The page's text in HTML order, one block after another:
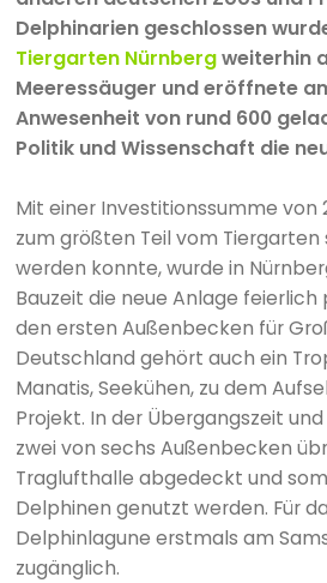
Delphinarien geschlossen
Tiergarten Nürnbergweiterhin
Meeressäuger und eröffnete
Anwesenheit von rund 600
Politik und Wissenschaft die
Mit einer Investitionssumme von
zum größten Teil vom
werden konnte, wurde in
Bauzeit die neue Anlage
den ersten Außenbecken für
Deutschland gehört auch ein
Manatis, Seekühen, zu dem
Projekt. In der Übergangszeit
zwei von sechs Außenbecken
Traglufthalle abgedeckt und
Delphinen genutzt werden. Für
Delphinlagune erstmals am
zugänglich.